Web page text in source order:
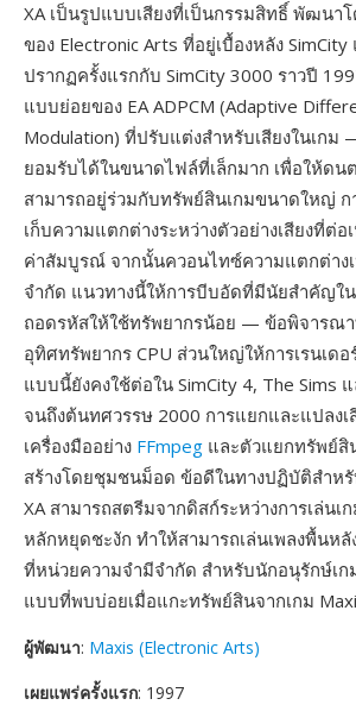
XA เป็นรูปแบบเสียงที่เป็นกรรมสิทธิ์ พัฒนา
ของ Electronic Arts ที่อยู่เบื้องหลัง SimCity
ปรากฏครั้งแรกกับ SimCity 3000 ราวปี
แบบย่อยของ EA ADPCM (Adaptive
Modulation) ที่ปรับแต่งสำหรับเสียงในเก
ยอมรับได้ในขนาดไฟล์ที่เล็กมาก เพื่อให้ดน
สามารถอยู่ร่วมกับทรัพย์สินเกมขนาดใหญ่ ก
เก็บความแตกต่างระหว่างตัวอย่างเสียงที่ต่
ค่าสัมบูรณ์ จากนั้นควอนไทซ์ความแตกต่าง
จำกัด แนวทางนี้ให้การบีบอัดที่มีนัยสำคัญใ
ถอดรหัสให้ใช้ทรัพยากรน้อย — ข้อพิจารณ
อุทิศทรัพยากร CPU ส่วนใหญ่ให้การเรนเดอ
แบบนี้ยังคงใช้ต่อใน SimCity 4, The Sims
จนถึงต้นทศวรรษ 2000 การแยกและแปลงเ
เครื่องมืออย่าง FFmpeg และตัวแยกทรัพย์สิ
สร้างโดยชุมชนม็อด ข้อดีในทางปฏิบัติสำ
XA สามารถสตรีมจากดิสก์ระหว่างการเล่นเ
หลักหยุดชะงัก ทำให้สามารถเล่นเพลงพื้นหลั
ที่หน่วยความจำมีจำกัด สำหรับนักอนุรักษ์เก
แบบที่พบบ่อยเมื่อแกะทรัพย์สินจากเกม
ผู้พัฒนา: Maxis (Electronic Arts)
เผยแพร่ครั้งแรก: 1997